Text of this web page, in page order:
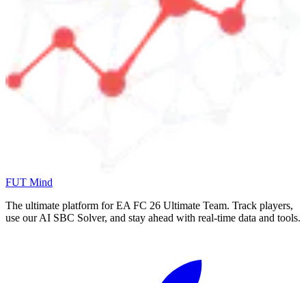
FUT Mind
The ultimate platform for EA FC 26 Ultimate Team. Track players,
use our AI SBC Solver, and stay ahead with real-time data and tools.